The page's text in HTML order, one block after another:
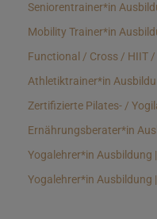
Seniorentrainer*in
Mobility Trainer*in
Functional / Cross / HIIT
Athletiktrainer*in
Zertifizierte Pilates- /
Ernährungsberater*in
Yogalehrer*in Ausbildung
Yogalehrer*in Ausbildung